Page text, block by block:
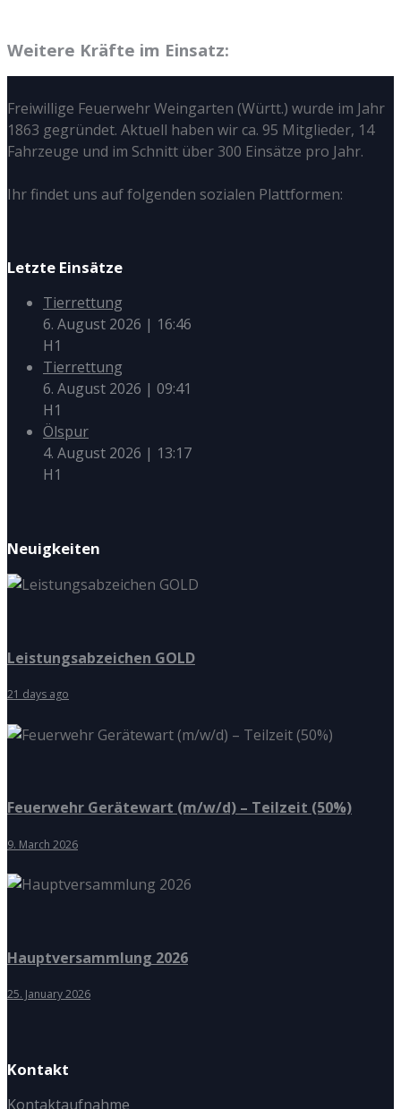
Weitere Kräfte im Einsatz:
Freiwillige Feuerwehr Weingarten (Württ.) wurde im Jahr
1863 gegründet. Aktuell haben wir ca. 95 Mitglieder, 14
Fahrzeuge und im Schnitt über 300 Einsätze pro Jahr.
Ihr findet uns auf folgenden sozialen Plattformen:
Letzte Einsätze
Tierrettung
6. August 2026 | 16:46
H1
Tierrettung
6. August 2026 | 09:41
H1
Ölspur
4. August 2026 | 13:17
H1
Neuigkeiten
Leistungsabzeichen GOLD
21 days ago
Feuerwehr Gerätewart (m/w/d) – Teilzeit (50%)
9. March 2026
Hauptversammlung 2026
25. January 2026
Kontakt
Kontaktaufnahme